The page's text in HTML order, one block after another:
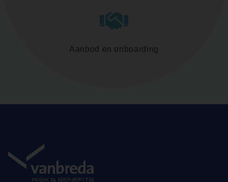
Aanbod en onboarding